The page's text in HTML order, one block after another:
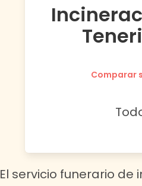
Comparar
El servicio funerario